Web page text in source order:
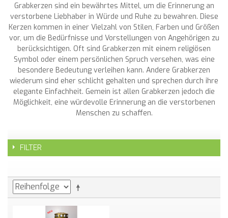
Grabkerzen sind ein bewährtes Mittel, um die Erinnerung an
verstorbene Liebhaber in Würde und Ruhe zu bewahren. Diese
Kerzen kommen in einer Vielzahl von Stilen, Farben und Größen
vor, um die Bedürfnisse und Vorstellungen von Angehörigen zu
berücksichtigen. Oft sind Grabkerzen mit einem religiösen
Symbol oder einem persönlichen Spruch versehen, was eine
besondere Bedeutung verleihen kann. Andere Grabkerzen
wiederum sind eher schlicht gehalten und sprechen durch ihre
elegante Einfachheit. Gemein ist allen Grabkerzen jedoch die
Möglichkeit, eine würdevolle Erinnerung an die verstorbenen
Menschen zu schaffen.
FILTER